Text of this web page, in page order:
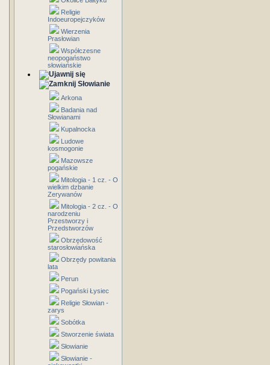
Religie
Indoeuropejczyków
Wierzenia
Prasłowian
Współczesne
neopogaństwo
słowiańskie
Słowianie
Arkona
Badania nad
Słowianami
Kupalnocka
Ludowe
kosmogonie
Mazowsze
pogańskie
Mitologia - 1 cz. - O
wielkim dzbanie
Zerywanów
Mitologia - 2 cz. - O
narodzeniu
Przestworzy i
Przedstworzów
Obrzędowość
starosłowiańska
Obrzędy powitania
lata
Perun
Pogański Łysiec
Religie Słowian -
zarys
Sobótka
Stworzenie świata
Słowianie
Słowianie -